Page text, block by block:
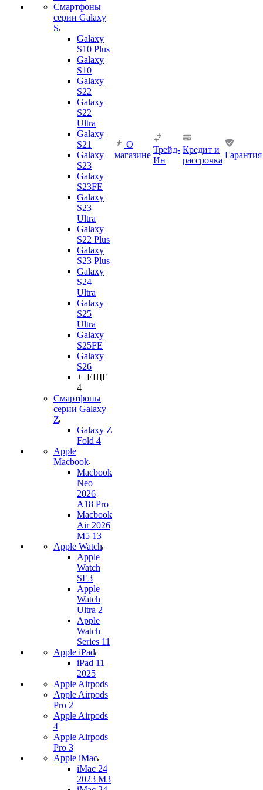
Смартфоны
серии Galaxy
S
Galaxy
S10 Plus
Galaxy
S10
Galaxy
S22
Galaxy
S22
Ultra
Galaxy
S21
Galaxy
S23
Galaxy
S23FE
Galaxy
S23
Ultra
Galaxy
S22 Plus
Galaxy
S23 Plus
Galaxy
S24
Ultra
Galaxy
S25
Ultra
Galaxy
S25FE
Galaxy
S26
+ ЕЩЕ
4
Смартфоны
серии Galaxy
Z
Galaxy Z
Fold 4
Apple
Macbook
Macbook
Neo
2026
A18 Pro
Macbook
Air 2026
M5 13
Apple Watch
Apple
Watch
SE3
Apple
Watch
Ultra 2
Apple
Watch
Series 11
Apple iPad
iPad 11
2025
Apple Airpods
Apple Airpods
Pro 2
Apple Airpods
4
Apple Airpods
Pro 3
Apple iMac
iMac 24
2023 M3
О
магазине
Трейд-
Ин
Кредит и
рассрочка
Гарантия